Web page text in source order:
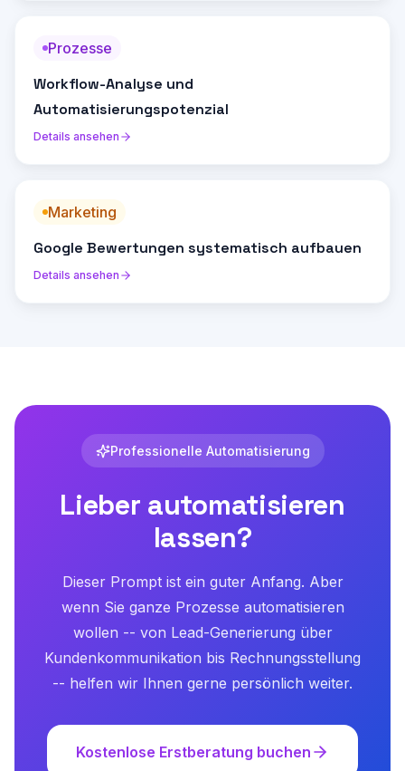
Prozesse
Workflow-Analyse und
Automatisierungspotenzial
Details ansehen
Marketing
Google Bewertungen systematisch aufbauen
Details ansehen
Professionelle Automatisierung
Lieber automatisieren
lassen?
Dieser Prompt ist ein guter Anfang. Aber
wenn Sie ganze Prozesse automatisieren
wollen -- von Lead-Generierung über
Kundenkommunikation bis Rechnungsstellung
-- helfen wir Ihnen gerne persönlich weiter.
Kostenlose Erstberatung buchen